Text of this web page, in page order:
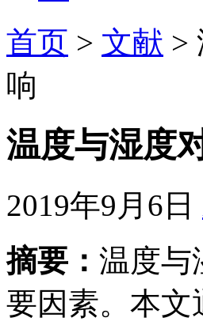
首页 > 文献 >
响
温度与湿度
2019年9月6日
摘要： 温度与
要因素。本文